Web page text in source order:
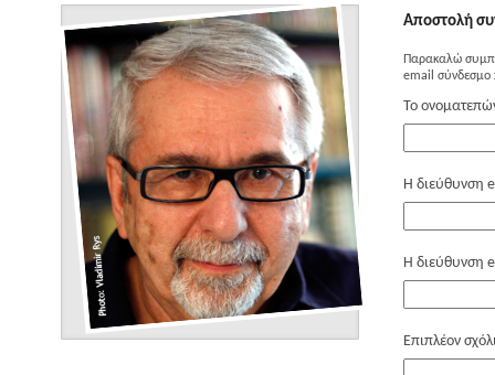
Αποστολή
Παρακαλώ
email σύνδεσμο
Το
Η διεύθυνση
Η διεύθυνση
Επιπλέον